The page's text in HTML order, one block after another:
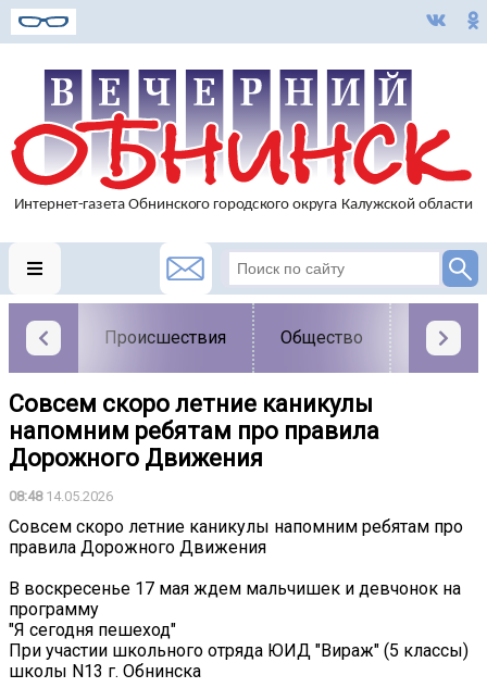
Происшествия Общество Власть
Совсем скоро летние каникулы
️напомним ребятам про правила
Дорожного Движения
08:4814.05.2026
Совсем скоро летние каникулы ️напомним ребятам про
правила Дорожного Движения
В воскресенье 17 мая ждем мальчишек и девчонок на
программу
"Я сегодня пешеход"
При участии школьного отряда ЮИД "Вираж" (5 классы)
школы N13 г. Обнинска